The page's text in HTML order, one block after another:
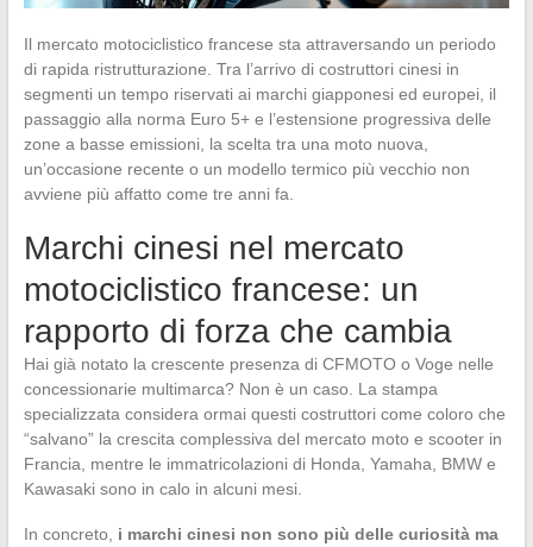
Il mercato motociclistico francese sta attraversando un periodo
di rapida ristrutturazione. Tra l’arrivo di costruttori cinesi in
segmenti un tempo riservati ai marchi giapponesi ed europei, il
passaggio alla norma Euro 5+ e l’estensione progressiva delle
zone a basse emissioni, la scelta tra una moto nuova,
un’occasione recente o un modello termico più vecchio non
avviene più affatto come tre anni fa.
Marchi cinesi nel mercato
motociclistico francese: un
rapporto di forza che cambia
Hai già notato la crescente presenza di CFMOTO o Voge nelle
concessionarie multimarca? Non è un caso. La stampa
specializzata considera ormai questi costruttori come coloro che
“salvano” la crescita complessiva del mercato moto e scooter in
Francia, mentre le immatricolazioni di Honda, Yamaha, BMW e
Kawasaki sono in calo in alcuni mesi.
In concreto, i marchi cinesi non sono più delle curiosità ma